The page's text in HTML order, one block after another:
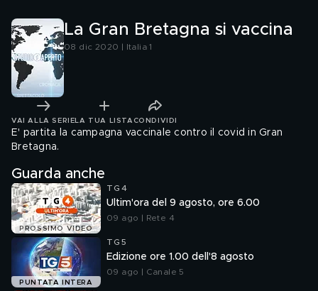
La Gran Bretagna si vaccina
08 dic 2020 | Italia 1
VAI ALLA SERIE LA TUA LISTA CONDIVIDI
E' partita la campagna vaccinale contro il covid in Gran
Bretagna.
Guarda anche
PROSSIMO VIDEO
TG4
Ultim'ora del 9 agosto, ore 6.00
09 ago | Rete 4
PUNTATA INTERA
TG5
Edizione ore 1.00 dell'8 agosto
09 ago | Canale 5